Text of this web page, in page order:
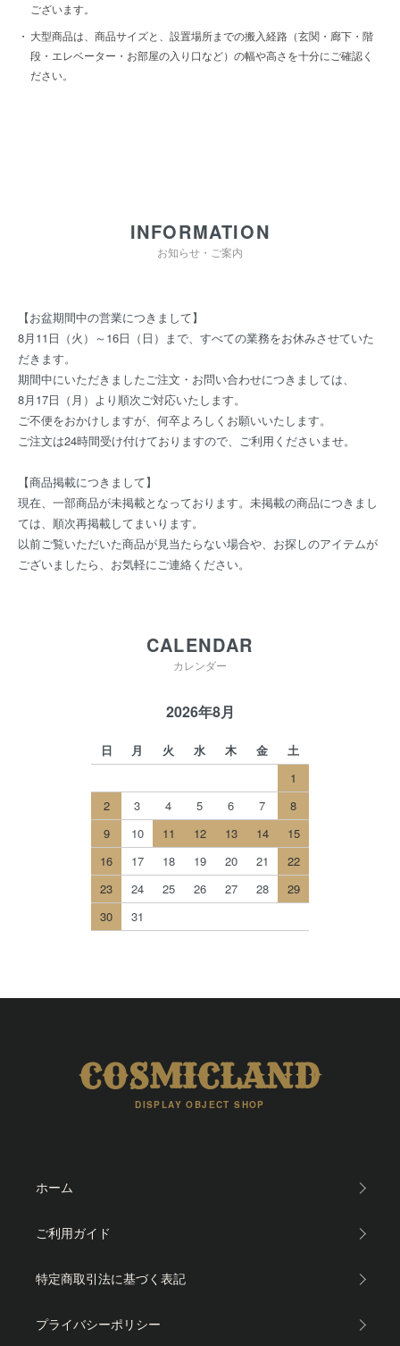
ございます。
大型商品は、商品サイズと、設置場所までの搬入経路（玄関・廊下・階
段・エレベーター・お部屋の入り口など）の幅や高さを十分にご確認く
ださい。
INFORMATION
お知らせ・ご案内
【お盆期間中の営業につきまして】
8月11日（火）～16日（日）まで、すべての業務をお休みさせていた
だきます。
期間中にいただきましたご注文・お問い合わせにつきましては、
8月17日（月）より順次ご対応いたします。
ご不便をおかけしますが、何卒よろしくお願いいたします。
ご注文は24時間受け付けておりますので、ご利用くださいませ。
【商品掲載につきまして】
現在、一部商品が未掲載となっております。未掲載の商品につきまし
ては、順次再掲載してまいります。
以前ご覧いただいた商品が見当たらない場合や、お探しのアイテムが
ございましたら、お気軽にご連絡ください。
CALENDAR
カレンダー
2026年8月
日 月 火 水 木 金
土
1
2
3 4 5 6 7
8
9
10 11 12 13 14
15
16
17 18 19 20 21
22
23
24 25 26 27 28
29
30
31
COSMICLAND
DISPLAY OBJECT SHOP
ホーム
ご利用ガイド
特定商取引法に基づく表記
プライバシーポリシー